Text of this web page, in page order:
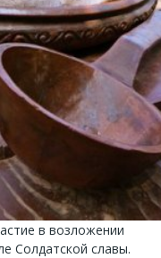
в возложении
Солдатской славы.